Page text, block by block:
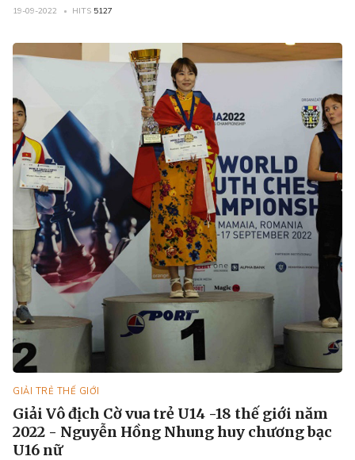
19-09-2022 HITS 5127
GIẢI TRẺ THẾ GIỚI
Giải Vô địch Cờ vua trẻ U14 -18 thế giới năm
2022 - Nguyễn Hồng Nhung huy chương bạc
U16 nữ